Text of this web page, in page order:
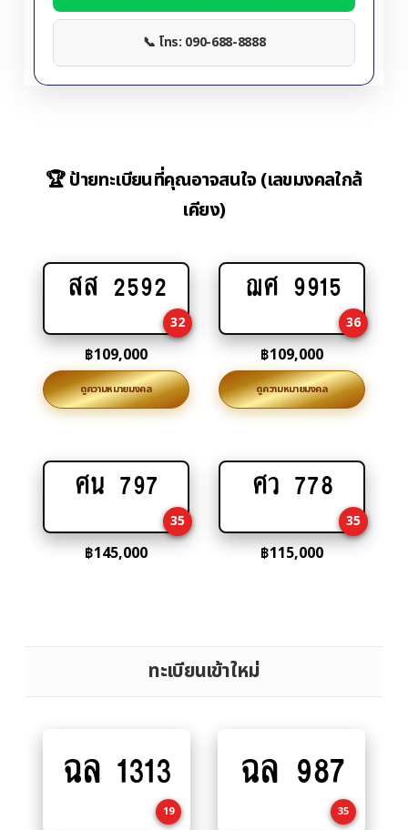
📞 โทร: 090-688-8888
🏆 ป้ายทะเบียนที่คุณอาจสนใจ (เลขมงคลใกล้
เคียง)
Add
cart
สส 2592
32
฿109,000
ดูความหมายมงคล
Add
cart
ฌศ 9915
36
฿109,000
ดูความหมายมงคล
Add
cart
ศน 797
35
฿145,000
Add
cart
ศว 778
35
฿115,000
ทะเบียนเข้าใหม่
to
ฉล 1313
19
to
ฉล 987
35